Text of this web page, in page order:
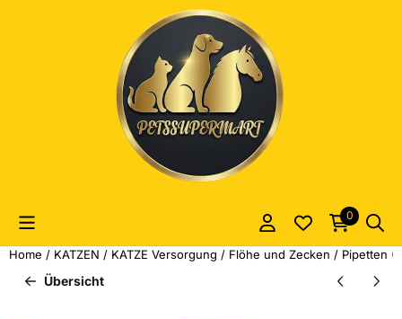
Cookie-Einstellungen sind derzeit geschlossen.
0
Home / KATZEN / KATZE Versorgung / Flöhe und Zecken / Pipetten
Übersicht